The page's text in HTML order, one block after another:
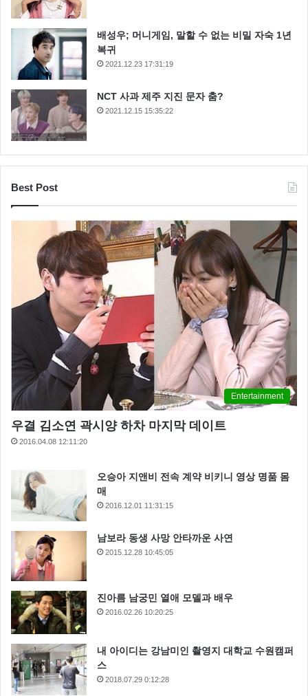
배성우; 머니게임, 말할 수 없는 비밀 자숙 1년
복귀
2021.12.23 17:31:19
NCT 사과 제주 지진 문자 춤?
2021.12.15 15:35:22
Best Post
Entertainment
우결 김소연 곽시양 하차 마지막 데이트
2016.04.08 12:11:20
오승아 지앤비 전속 계약 비키니 영상 명품 몸
매
2016.12.01 11:31:15
남보라 동생 사망 안타까운 사연
2015.12.28 10:45:05
진아름 남궁민 열애 모델과 배우
2016.02.26 10:20:25
내 아이디는 강남미인 촬영지 대학교 수원캠퍼
스
2018.07.29 0:12:28